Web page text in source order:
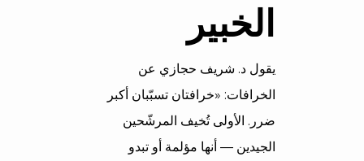
الخبير
يقول د. شريف حجازي عن
الخرافات: «خرافتان تسبّبان أكبر
ضرر. الأولى تُخيف المرشّحين
الجيدين — أنها مؤلمة أو تبدو